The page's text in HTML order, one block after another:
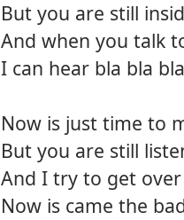
But you are still
And when you talk
I can hear bla bla
Now is just time to
But you are still
And I try to get
Now is came the